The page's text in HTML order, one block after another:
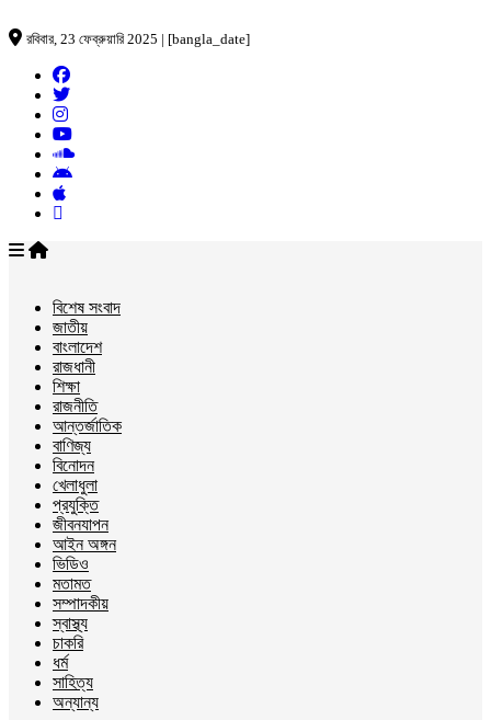
রবিবার, 23 ফেব্রুয়ারি 2025 | [bangla_date]
বিশেষ সংবাদ
জাতীয়
বাংলাদেশ
রাজধানী
শিক্ষা
রাজনীতি
আন্তর্জাতিক
বাণিজ্য
বিনোদন
খেলাধুলা
প্রযুক্তি
জীবনযাপন
আইন অঙ্গন
ভিডিও
মতামত
সম্পাদকীয়
স্বাস্থ্য
চাকরি
ধর্ম
সাহিত্য
অন্যান্য